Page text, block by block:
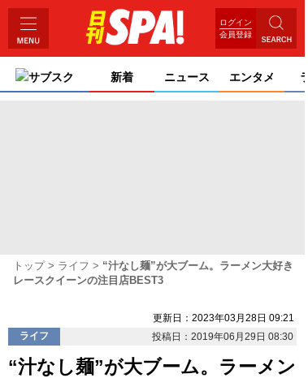
ログイン
会員登録
サブスク 新着 ニュース エンタメ
トップ ライフ
“汁なし麺”が大ブーム。ラーメン大好き
レースクイーンの注目店BEST3
更新日：2023年03月28日 09:21
ライフ
投稿日：2019年06月29日 08:30
“汁なし麺”が大ブーム。ラーメン